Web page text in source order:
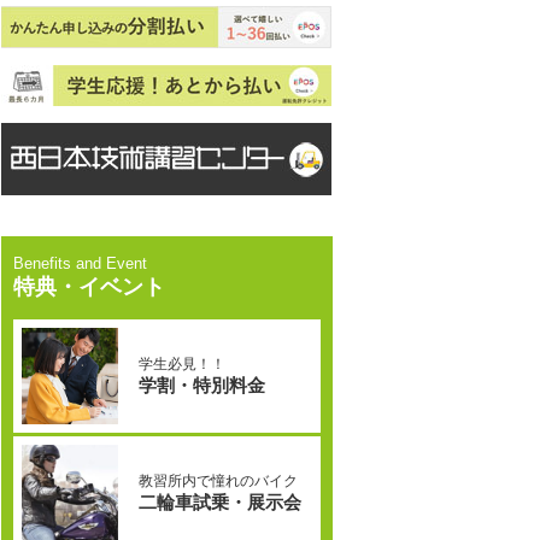
特典・イベント
学生必見！！
学割・特別料金
教習所内で憧れのバイク
二輪車試乗・展示会